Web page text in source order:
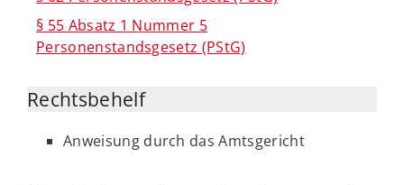
§ 55 Absatz 1 Nummer 5
Personenstandsgesetz (PStG)
Rechtsbehelf
Anweisung durch das Amtsgericht